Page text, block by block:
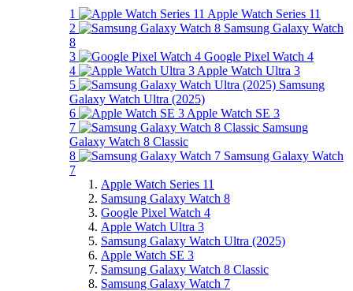
1
Apple Watch Series 11
2
Samsung Galaxy Watch
8
3
Google Pixel Watch 4
4
Apple Watch Ultra 3
5
Samsung
Galaxy Watch Ultra (2025)
6
Apple Watch SE 3
7
Samsung
Galaxy Watch 8 Classic
8
Samsung Galaxy Watch
7
Apple Watch Series 11
Samsung Galaxy Watch 8
Google Pixel Watch 4
Apple Watch Ultra 3
Samsung Galaxy Watch Ultra (2025)
Apple Watch SE 3
Samsung Galaxy Watch 8 Classic
Samsung Galaxy Watch 7